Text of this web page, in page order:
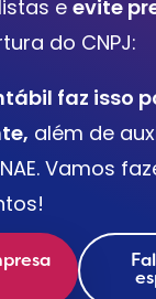
eevite
do CNPJ:
faz isso
além de
Vamos